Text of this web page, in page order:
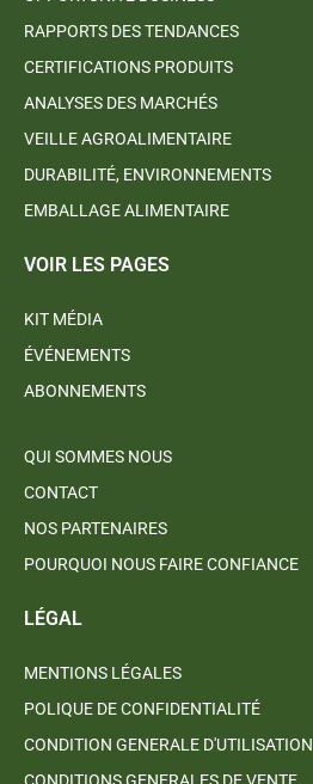
RAPPORTS DES TENDANCES
CERTIFICATIONS PRODUITS
ANALYSES DES MARCHÉS
VEILLE AGROALIMENTAIRE
DURABILITÉ, ENVIRONNEMENTS
EMBALLAGE ALIMENTAIRE
VOIR LES PAGES
KIT MÉDIA
ÉVÉNEMENTS
ABONNEMENTS
QUI SOMMES NOUS
CONTACT
NOS PARTENAIRES
POURQUOI NOUS FAIRE CONFIANCE
LÉGAL
MENTIONS LÉGALES
POLIQUE DE CONFIDENTIALITÉ
CONDITION GENERALE D'UTILISATION